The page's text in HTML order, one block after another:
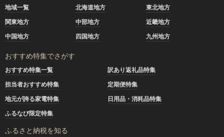
地域一覧 北海道地方
東北地方
関東地方
中部地方
近畿地方
中国地方
四国地方 九州地方
おすすめ特集でさがす
おすすめ特集一覧
訳あり返礼品特集
担当者おすすめ特集
定期便特集
地元が誇る家電特集
日用品・消耗品特集
ふるなび限定特集
ふるさと納税を知る